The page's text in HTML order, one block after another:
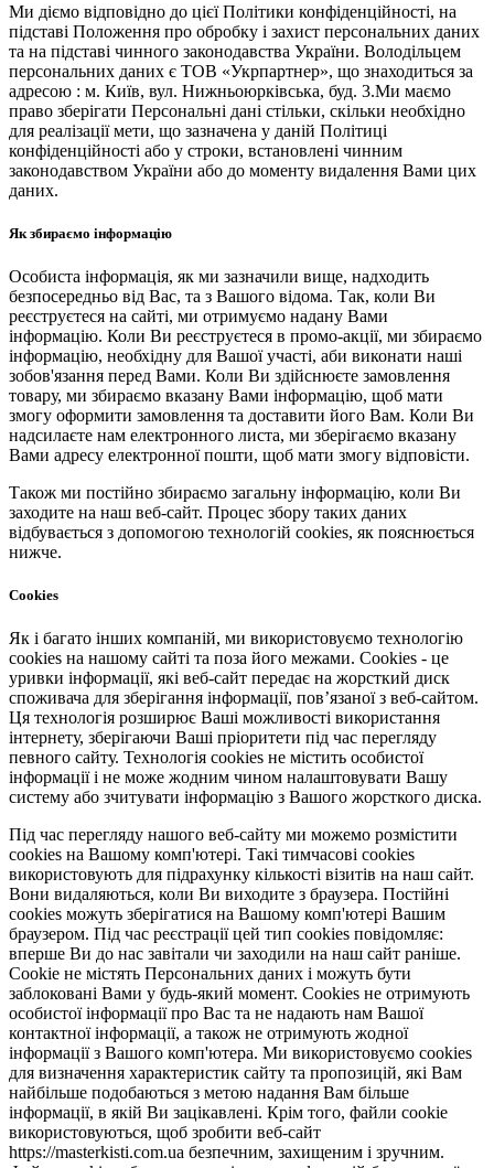
Ми діємо відповідно до цієї Політики конфіденційності, на
підставі Положення про обробку і захист персональних даних
та на підставі чинного законодавства України. Володільцем
персональних даних є ТОВ «Укрпартнер», що знаходиться за
адресою : м. Київ, вул. Нижньоюркiвська, буд. 3.Ми маємо
право зберігати Персональні дані стільки, скільки необхідно
для реалізації мети, що зазначена у даній Політиці
конфіденційності або у строки, встановлені чинним
законодавством України або до моменту видалення Вами цих
даних.
Як збираємо інформацію
Особиста інформація, як ми зазначили вище, надходить
безпосередньо від Вас, та з Вашого відома. Так, коли Ви
реєструєтеся на сайті, ми отримуємо надану Вами
інформацію. Коли Ви реєструєтеся в промо-акції, ми збираємо
інформацію, необхідну для Вашої участі, аби виконати наші
зобов'язання перед Вами. Коли Ви здійснюєте замовлення
товару, ми збираємо вказану Вами інформацію, щоб мати
змогу оформити замовлення та доставити його Вам. Коли Ви
надсилаєте нам електронного листа, ми зберігаємо вказану
Вами адресу електронної пошти, щоб мати змогу відповісти.
Також ми постійно збираємо загальну інформацію, коли Ви
заходите на наш веб-сайт. Процес збору таких даних
відбувається з допомогою технологій cookies, як пояснюється
нижче.
Cookies
Як і багато інших компаній, ми використовуємо технологію
cookies на нашому сайті та поза його межами. Cookies - це
уривки інформації, які веб-сайт передає на жорсткий диск
споживача для зберігання інформації, пов’язаної з веб-сайтом.
Ця технологія розширює Ваші можливості використання
інтернету, зберігаючи Ваші пріоритети під час перегляду
певного сайту. Технологія cookies не містить особистої
інформації і не може жодним чином налаштовувати Вашу
систему або зчитувати інформацію з Вашого жорсткого диска.
Під час перегляду нашого веб-сайту ми можемо розмістити
cookies на Вашому комп'ютері. Такі тимчасові cookies
використовують для підрахунку кількості візитів на наш сайт.
Вони видаляються, коли Ви виходите з браузера. Постійні
cookies можуть зберігатися на Вашому комп'ютері Вашим
браузером. Під час реєстрації цей тип cookies повідомляє:
вперше Ви до нас завітали чи заходили на наш сайт раніше.
Cookie не містять Персональних даних і можуть бути
заблоковані Вами у будь-який момент. Сookies не отримують
особистої інформації про Вас та не надають нам Вашої
контактної інформації, а також не отримують жодної
інформації з Вашого комп'ютера. Ми використовуємо cookies
для визначення характеристик сайту та пропозицій, які Вам
найбільше подобаються з метою надання Вам більше
інформації, в якій Ви зацікавлені. Крім того, файли cookie
використовуються, щоб зробити веб-сайт
https://masterkisti.com.ua безпечним, захищеним і зручним.